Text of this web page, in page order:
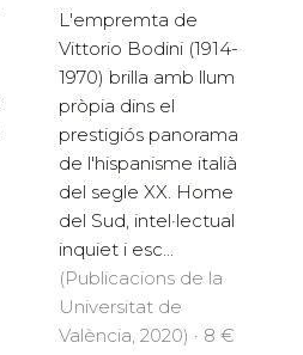
L'empremta de
Vittorio Bodini (1914-
1970) brilla amb llum
pròpia dins el
prestigiós panorama
de l'hispanisme italià
del segle XX. Home
del Sud, intel·lectual
inquiet i esc...
(Publicacions de la
Universitat de
València, 2020) · 8 €